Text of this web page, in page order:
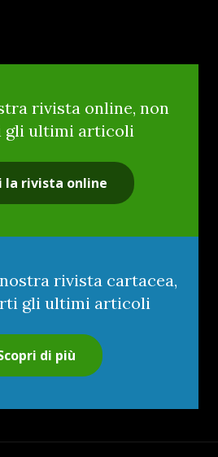
rivista online, non
gli ultimi articoli
la rivista online
rivista cartacea,
gli ultimi articoli
di più